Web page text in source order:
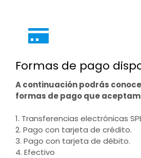
Formas de pago
A continuación podrás
formas de pago que
1. Transferencias electrónicas
2. Pago con tarjeta de crédito.
3. Pago con tarjeta de débito.
4. Efectivo